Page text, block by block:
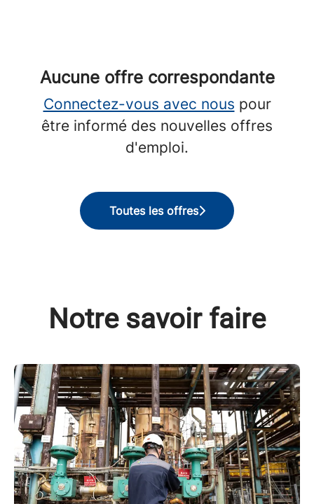
Aucune offre correspondante
Connectez-vous avec nous pour
être informé des nouvelles offres
d'emploi.
Toutes les offres
Notre savoir faire